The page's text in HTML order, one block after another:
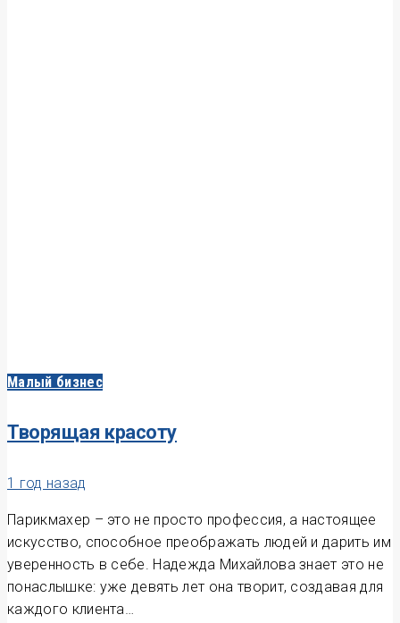
Малый бизнес
Творящая красоту
1 год назад
Парикмахер – это не просто профессия, а настоящее
искусство, способное преображать людей и дарить им
уверенность в себе. Надежда Михайлова знает это не
понаслышке: уже девять лет она творит, создавая для
каждого клиента…